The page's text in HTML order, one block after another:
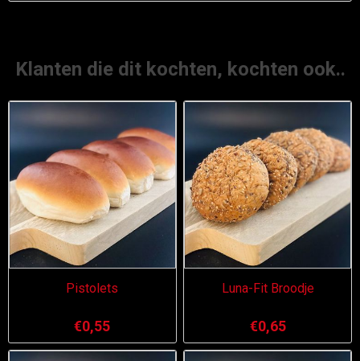
Klanten die dit kochten, kochten ook..
Pistolets
€0,55
Luna-Fit Broodje
€0,65